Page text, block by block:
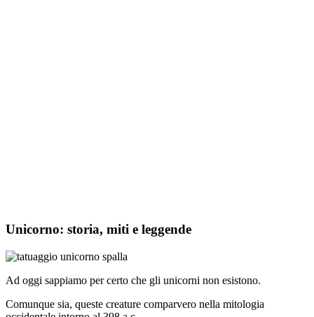
Unicorno: storia, miti e leggende
Ad oggi sappiamo per certo che gli unicorni non esistono.
Comunque sia, queste creature comparvero nella mitologia